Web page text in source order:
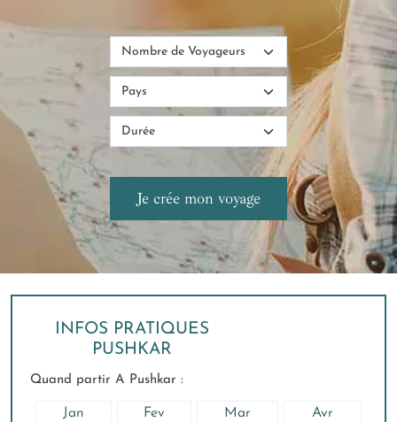
INFOS PRATIQUES
PUSHKAR
Quand partir A Pushkar :
Jan Fev Mar Avr